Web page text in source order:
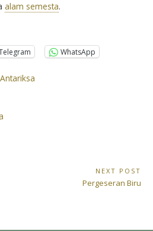
alam semesta.
WhatsApp
NEXT POST
Next
Pergeseran Biru